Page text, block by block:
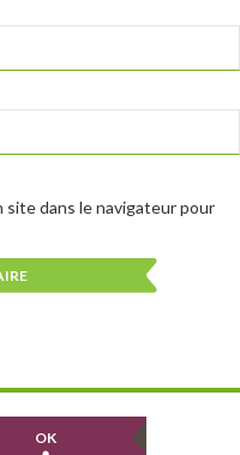
site dans le navigateur pour